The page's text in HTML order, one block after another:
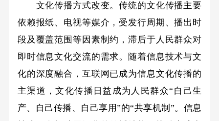
文化传播方式改变。传统的文化传播主要
依赖报纸、电视等媒介，受发行周期、播出时
段及覆盖范围等因素制约，滞后于人民群众对
即时信息文化交流的需求。随着信息技术与文
化的深度融合，互联网已成为信息文化传播的
主渠道，文化传播日益成为人民群众“自己生
产、自己传播、自己享用”的“共享机制”。信息